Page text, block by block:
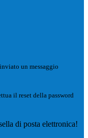
un messaggio
il reset della password
di posta elettronica!